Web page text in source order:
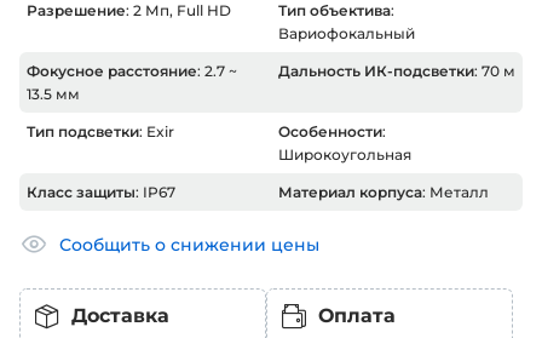
Сообщить о снижении цены
Доставка Оплата
Разрешение: 2 Мп, Full HD Тип объектива:
Вариофокальный
Фокусное расстояние: 2.7 ~
13.5 мм
Дальность ИК-подсветки: 70 м
Тип подсветки: Exir Особенности:
Широкоугольная
Класс защиты: IP67 Материал корпуса: Металл